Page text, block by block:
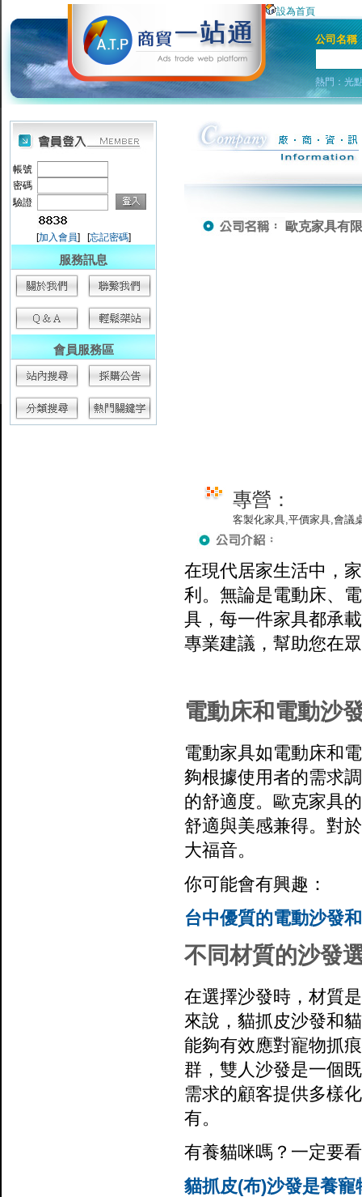
設為首頁
公司名稱
熱門：光
帳號
密碼
驗證
[加入會員] [忘記密碼]
服務訊息
會員服務區
歐克家具有
專營：
客製化家具,平價家具,會議
在現代居家生活中，
利。無論是電動床、
具，每一件家具都承
專業建議，幫助您在
電動床和電動沙
電動家具如電動床和
夠根據使用者的需求
的舒適度。歐克家具
舒適與美感兼得。對
大福音。
你可能會有興趣：
台中優質的電動沙發
不同材質的沙發
在選擇沙發時，材質
來說，貓抓皮沙發和
能夠有效應對寵物抓
群，雙人沙發是一個
需求的顧客提供多樣
有。
有養貓咪嗎？一定要
貓抓皮(布)沙發是養